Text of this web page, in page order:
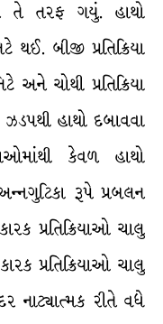
તે તરફ ગયું. હાથો
થઈ. બીજી પ્રતિક્રિયા
અને ચોથી પ્રતિક્રિયા
હાથો દબાવવા
કેવળ હાથો
રૂપે પ્રબલન
પ્રતિક્રિયાઓ ચાલુ
પ્રતિક્રિયાઓ ચાલુ
નાટ્યાત્મક રીતે વધે